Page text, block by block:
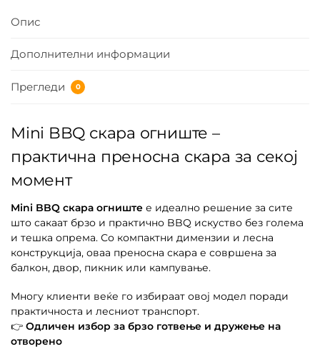
Опис
Дополнителни информации
Прегледи 0
Mini BBQ скара огниште –
практична преносна скара за секој
момент
Mini BBQ скара огниште е идеално решение за сите
што сакаат брзо и практично BBQ искуство без голема
и тешка опрема. Со компактни димензии и лесна
конструкција, оваа преносна скара е совршена за
балкон, двор, пикник или кампување.
Многу клиенти веќе го избираат овој модел поради
практичноста и лесниот транспорт.
👉 Одличен избор за брзо готвење и дружење на
отворено